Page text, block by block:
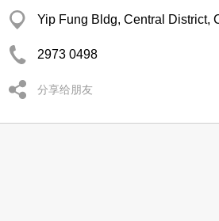
Yip Fung Bldg, Central District,
2973 0498
分享给朋友